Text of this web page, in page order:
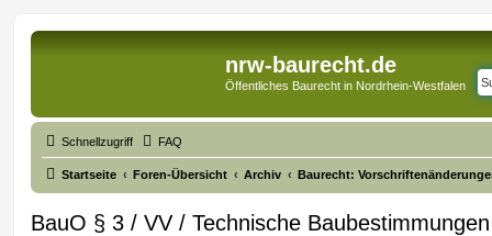
nrw-baurecht.de
Öffentliches Baurecht in Nordrhein-Westfalen
Schnellzugriff FAQ
Startseite Foren-Übersicht Archiv Baurecht:
BauO § 3 / VV / Technische Baubestimmungen